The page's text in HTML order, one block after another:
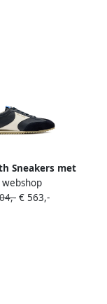
Sneakers met
Blauw
webshop
€ 563,-